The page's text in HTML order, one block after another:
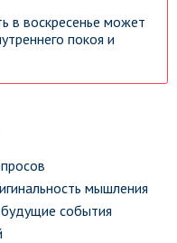
в воскресенье может
покоя и
мышления
события